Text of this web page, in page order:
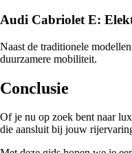
Audi Cabriolet E:
Naast de traditionele
duurzamere mobiliteit.
Conclusie
Of je nu op zoek bent naar
die aansluit bij jouw